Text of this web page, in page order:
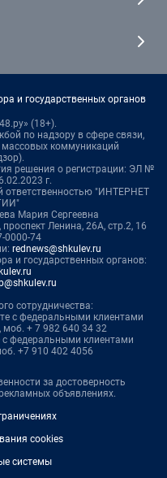
и государственных органов
(18+).
по надзору в сфере связи,
коммуникаций
решения о регистрации: ЭЛ №
г.
ответственностью "ИНТЕРНЕТ
Мария Сергеевна
Ленина, 26А, стр.2, 16
0000-74
rednews@shkulev.ru
и государственных органов:
сотрудничества:
с федеральными клиентами
, моб. + 7 982 640 34 32
с федеральными клиентами
+7 910 402 4056
за достоверность
объявлениях.
cookies
системы